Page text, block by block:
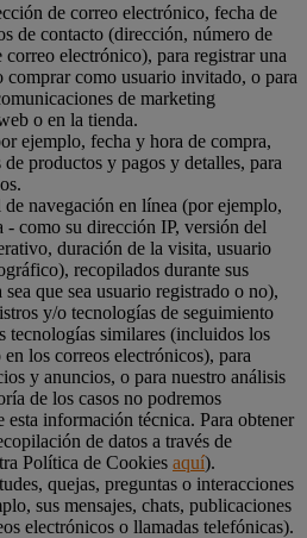
de correo electrónico, fecha de
de contacto (dirección, número de
electrónico), para registrar una
comprar como usuario invitado, o para
de marketing
o en la tienda.
ejemplo, fecha y hora de compra,
de productos y pagos y detalles, para
navegación en línea (por ejemplo,
- como su dirección IP, versión del
duración de la visita, usuario
recopilados durante sus
que sea usuario registrado o no),
y/o tecnologías de seguimiento
tecnologías similares (incluidos los
los correos electrónicos), para
y anuncios, o para nuestro análisis
de los casos no podremos
esta información técnica. Para obtener
de datos a través de
Política de Cookies aquí).
quejas, preguntas o interacciones
sus mensajes, chats, publicaciones
electrónicos o llamadas telefónicas).